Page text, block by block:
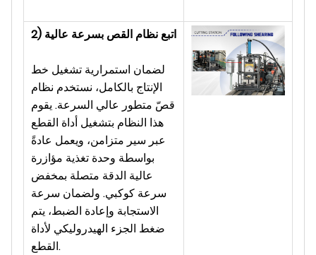
2) اتبع نظام القص بسرعة عالية
لضمان استمرارية تشغيل خط
الإنتاج بالكامل، نستخدم نظام
قصّ متطور عالي السرعة. يقوم
هذا النظام بتشغيل أداة القطع
عبر سير متزامن، ويعمل عادةً
بواسطة وحدة تغذية مؤازرة
عالية الدقة متصلة بمخفض
سرعة كوكبي. ولضمان سرعة
الاستجابة وإعادة الضبط، يتم
ضغط الجزء الهيدروليكي لأداة
القطع.